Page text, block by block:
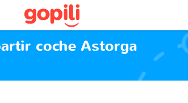
coche Astorga